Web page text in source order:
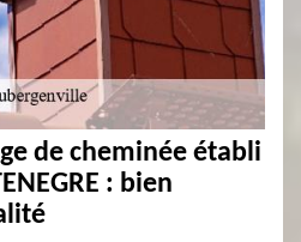
de cheminée établi
: bien